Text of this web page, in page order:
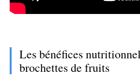
Les bénéfices
brochettes de fruits